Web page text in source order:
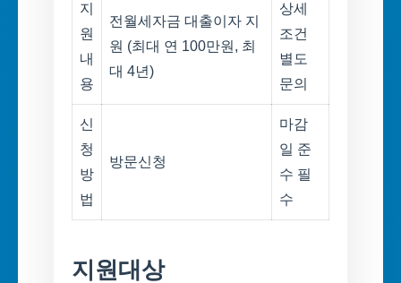
지
원
내
용
전월세자금 대출이자 지
원 (최대 연 100만원, 최
대 4년)
상세
조건
별도
문의
신
청
방
법
방문신청
마감
일 준
수 필
수
지원대상